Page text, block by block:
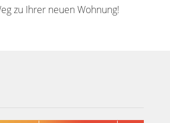
zu Ihrer neuen Wohnung!